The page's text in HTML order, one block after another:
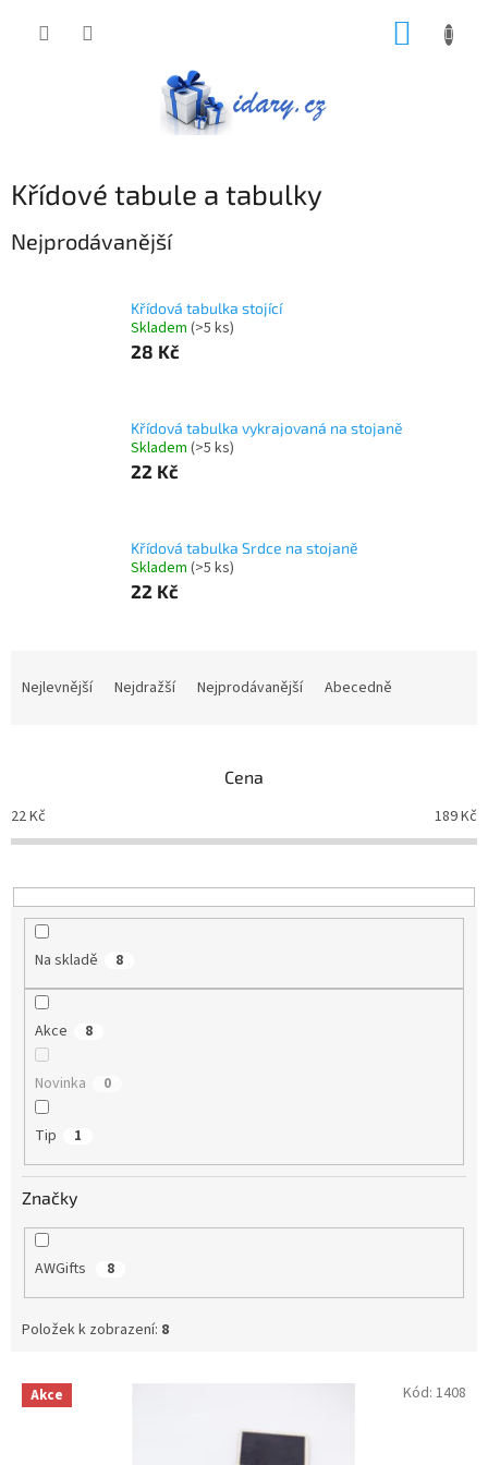
Křídové tabule a tabulky
Nejprodávanější
Křídová tabulka stojící
Skladem (>5 ks)
28 Kč
Křídová tabulka vykrajovaná na stojaně
Skladem (>5 ks)
22 Kč
Křídová tabulka Srdce na stojaně
Skladem (>5 ks)
22 Kč
p
r
o
u
Nejlevnější Nejdražší Nejprodávanější Abecedně
Cena
22Kč 189Kč
Na skladě 8
Akce 8
Novinka 0
Tip 1
Značky
AWGifts 8
Položek k zobrazení: 8
V Akce Kód: 1408